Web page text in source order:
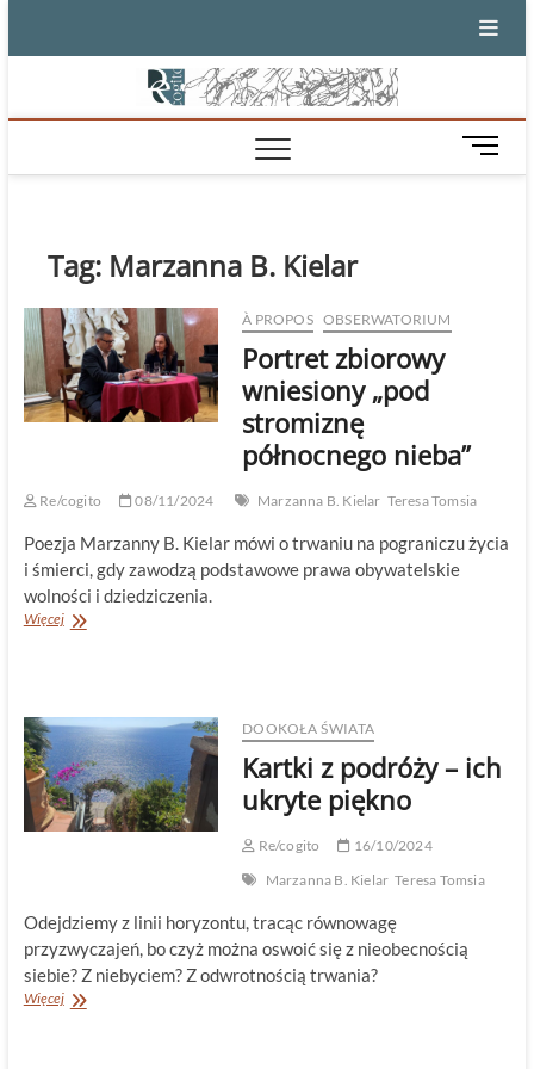
M
e
Tag: Marzanna B. Kielar
À PROPOS OBSERWATORIUM
Portret zbiorowy
wniesiony „pod
stromiznę
północnego nieba”
Re/cogito 08/11/2024 Marzanna B. Kielar Teresa Tomsia
Poezja Marzanny B. Kielar mówi o trwaniu na pograniczu życia
i śmierci, gdy zawodzą podstawowe prawa obywatelskie
wolności i dziedziczenia.
WięcejPortret
północnego
nieba”
DOOKOŁA ŚWIATA
Kartki z podróży – ich
ukryte piękno
Re/cogito
16/10/2024
Marzanna B. Kielar Teresa Tomsia
Odejdziemy z linii horyzontu, tracąc równowagę
przyzwyczajeń, bo czyż można oswoić się z nieobecnością
siebie? Z niebyciem? Z odwrotnością trwania?
WięcejKartki